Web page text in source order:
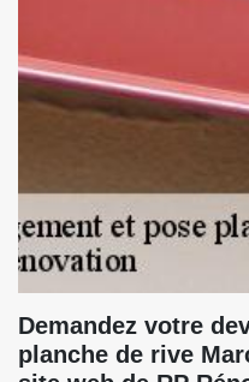
Demandez votre
planche de rive